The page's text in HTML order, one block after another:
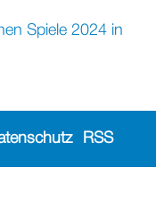
Spiele 2024 in
RSS